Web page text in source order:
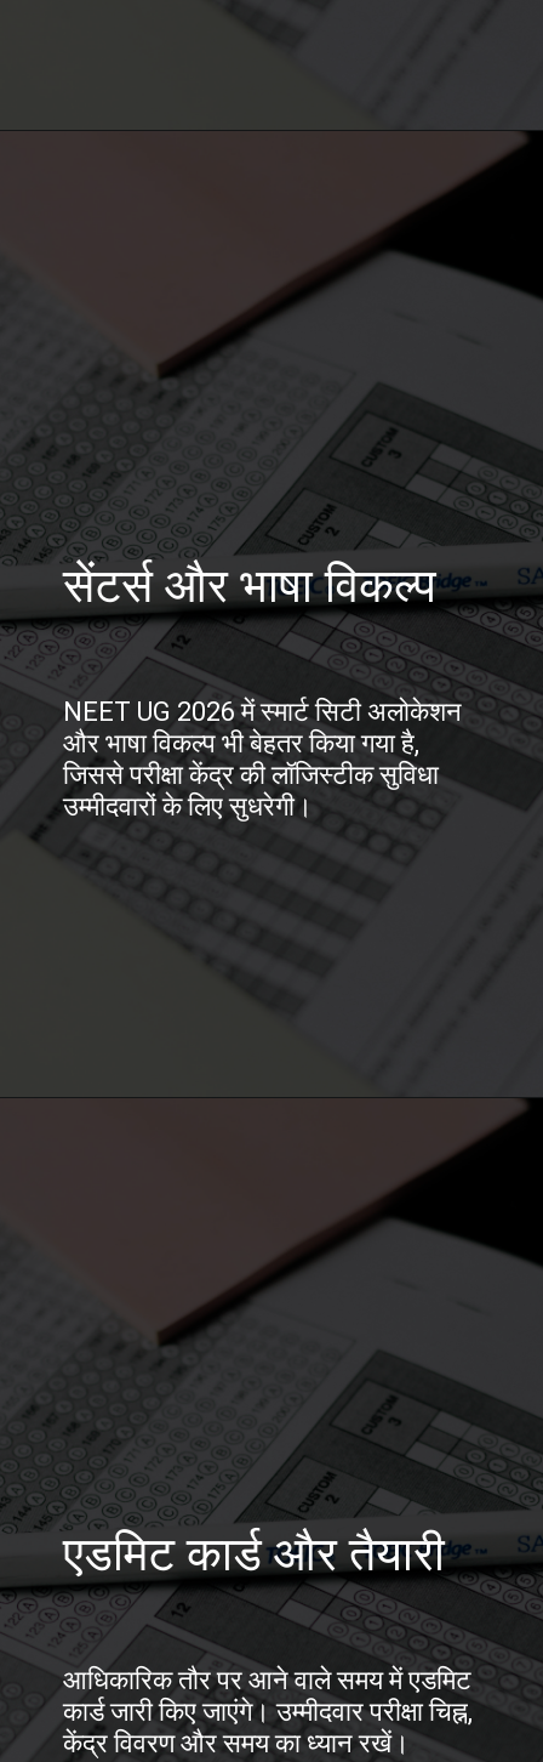
सेंटर्स और भाषा विकल्प
NEET UG 2026 में स्मार्ट सिटी अलोकेशन
और भाषा विकल्प भी बेहतर किया गया है,
जिससे परीक्षा केंद्र की लॉजिस्टीक सुविधा
उम्मीदवारों के लिए सुधरेगी।
एडमिट कार्ड और तैयारी
आधिकारिक तौर पर आने वाले समय में एडमिट
कार्ड जारी किए जाएंगे। उम्मीदवार परीक्षा चिह्न,
केंद्र विवरण और समय का ध्यान रखें।